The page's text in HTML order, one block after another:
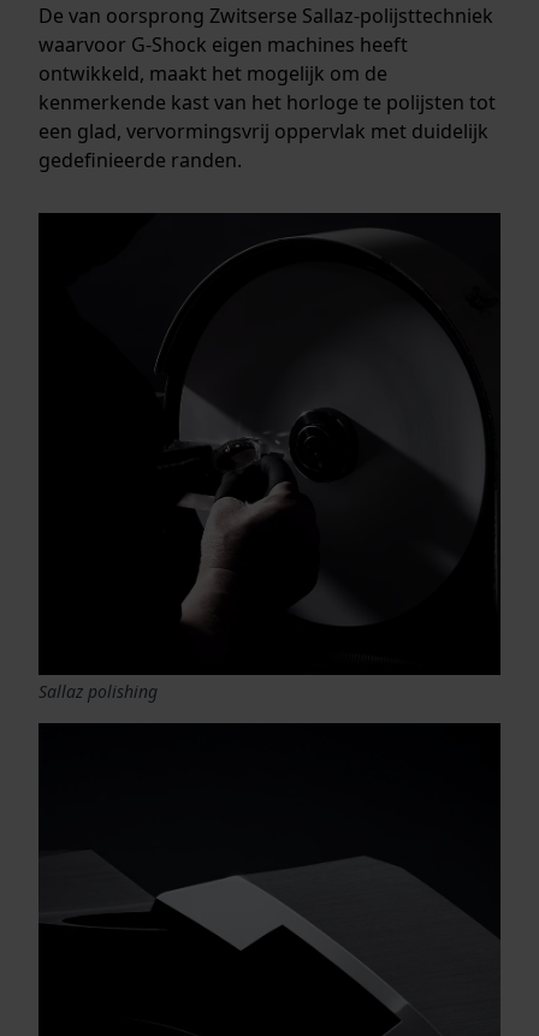
De van oorsprong Zwitserse Sallaz-polijsttechniek
waarvoor G-Shock eigen machines heeft
ontwikkeld, maakt het mogelijk om de
kenmerkende kast van het horloge te polijsten tot
een glad, vervormingsvrij oppervlak met duidelijk
gedefinieerde randen.
Sallaz polishing